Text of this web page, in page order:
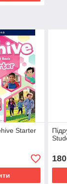
Starter
180